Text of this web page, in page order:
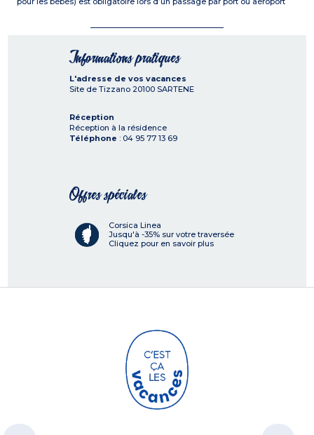
Informations pratiques
L'adresse de vos vacances
Site de Tizzano 20100 SARTENE
Réception
Réception à la résidence
Téléphone : 04 95 77 13 69
Offres spéciales
Corsica Linea
Jusqu'à -35% sur votre traversée
Cliquez pour en savoir plus